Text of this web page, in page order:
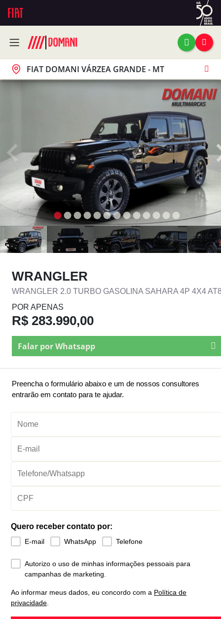
FIAT DOMANI VÁRZEA GRANDE - MT
WRANGLER
WRANGLER 2.0 TURBO GASOLINA SAHARA 4P 4X4
POR APENAS
R$ 283.990,00
Falar por Whatsapp
Preencha o formulário abaixo e um de nossos consultores
entrarão em contato para te ajudar.
Quero receber contato por:
E-mail WhatsApp Telefone
Autorizo o uso de minhas informações pessoais para
campanhas de marketing.
Ao informar meus dados, eu concordo com a Política de
privacidade.